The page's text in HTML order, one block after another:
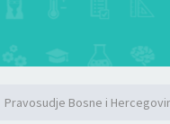
Pravosudje Bosne i